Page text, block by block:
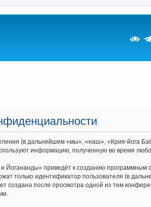
(в дальнейшем «мы», «наш», «Крия-йога
информацию, полученную во время
приведёт к созданию программным
только идентификатор пользователя (в
создана после просмотра одной из тем